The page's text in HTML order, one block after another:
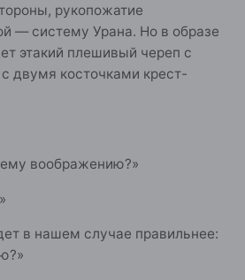
рукопожатие
— систему Урана. Но в образе
этакий плешивый череп с
двумя косточками крест-
воображению?»
в нашем случае правильнее: